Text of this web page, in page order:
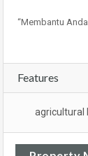
“Membantu
Features
agricultural